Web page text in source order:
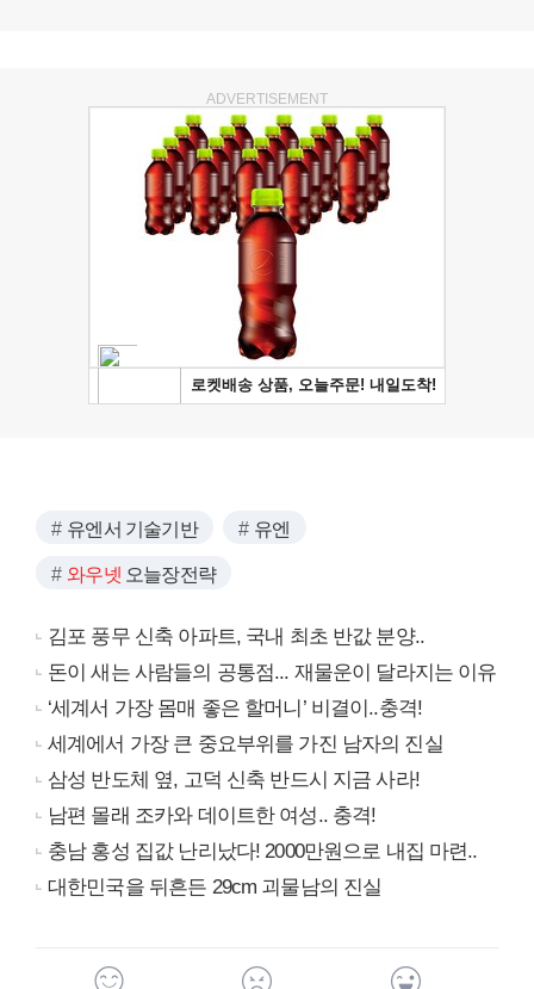
ADVERTISEMENT
유엔서 기술기반 유엔
와우넷 오늘장전략
김포 풍무 신축 아파트, 국내 최초 반값 분양..
돈이 새는 사람들의 공통점... 재물운이 달라지는 이유
‘세계서 가장 몸매 좋은 할머니’ 비결이..충격!
세계에서 가장 큰 중요부위를 가진 남자의 진실
삼성 반도체 옆, 고덕 신축 반드시 지금 사라!
남편 몰래 조카와 데이트한 여성.. 충격!
충남 홍성 집값 난리났다! 2000만원으로 내집 마련..
대한민국을 뒤흔든 29cm 괴물남의 진실